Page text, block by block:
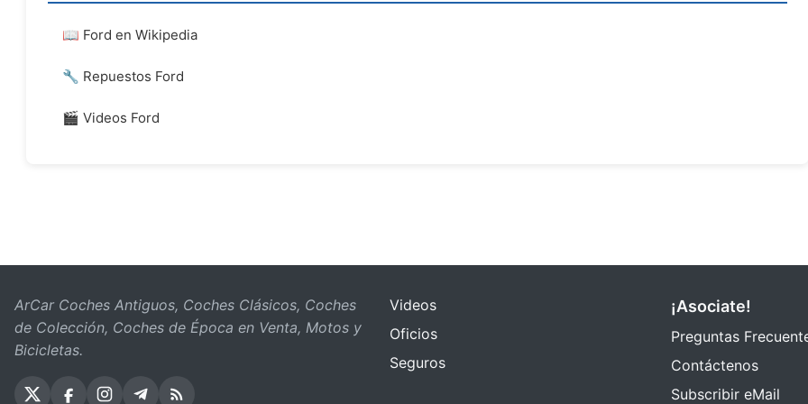
📖 Ford en Wikipedia
🔧 Repuestos Ford
🎬 Videos Ford
ArCar Coches Antiguos, Coches Clásicos, Coches
de Colección, Coches de Época en Venta, Motos y
Bicicletas.
Videos
Oficios
Seguros
¡Asociate!
Preguntas
Contáctenos
Subscribir eMail